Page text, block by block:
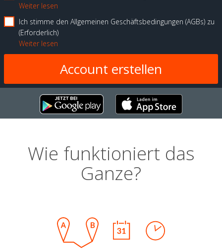
Weiter lesen
Ich stimme den Allgemeinen Geschäftsbedingungen (AGBs) zu
Erforderlich
Weiter lesen
Wie funktioniert das
Ganze?